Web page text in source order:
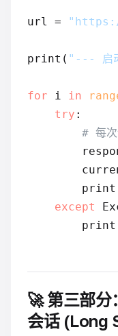
url =
print( "--- 启
for i in
try :
# 每
response
except
🚀 第三部
会话 (Long